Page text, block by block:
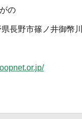
の
野市篠ノ井御幣